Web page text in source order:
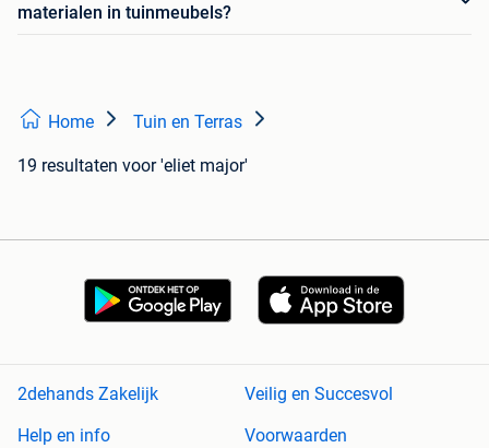
materialen in tuinmeubels?
Home Tuin en Terras
19 resultaten voor 'eliet major'
2dehands Zakelijk
Veilig en Succesvol
Help en info
Voorwaarden